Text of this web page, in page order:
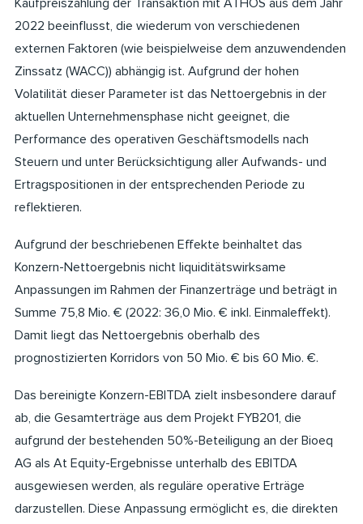
Kaufpreiszahlung der Transaktion mit ATHOS aus dem Jahr
2022 beeinflusst, die wiederum von verschiedenen
externen Faktoren (wie beispielweise dem anzuwendenden
Zinssatz (WACC)) abhängig ist. Aufgrund der hohen
Volatilität dieser Parameter ist das Nettoergebnis in der
aktuellen Unternehmensphase nicht geeignet, die
Performance des operativen Geschäftsmodells nach
Steuern und unter Berücksichtigung aller Aufwands- und
Ertragspositionen in der entsprechenden Periode zu
reflektieren.
Aufgrund der beschriebenen Effekte beinhaltet das
Konzern-Nettoergebnis nicht liquiditätswirksame
Anpassungen im Rahmen der Finanzerträge und beträgt in
Summe 75,8 Mio. € (2022: 36,0 Mio. € inkl. Einmaleffekt).
Damit liegt das Nettoergebnis oberhalb des
prognostizierten Korridors von 50 Mio. € bis 60 Mio. €.
Das bereinigte Konzern-EBITDA zielt insbesondere darauf
ab, die Gesamterträge aus dem Projekt FYB201, die
aufgrund der bestehenden 50%-Beteiligung an der Bioeq
AG als At Equity-Ergebnisse unterhalb des EBITDA
ausgewiesen werden, als reguläre operative Erträge
darzustellen. Diese Anpassung ermöglicht es, die direkten